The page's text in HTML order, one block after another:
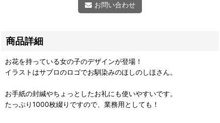
お問い合わせ
商品詳細
お花を持っている女の子のデザインが登場！
イラストはサブロのロゴでお馴染みのほしのしほさん。
お手紙の封緘やちょっとしたお礼にも使いやすいです。
たっぷり1000枚綴りですので、業務用としても！